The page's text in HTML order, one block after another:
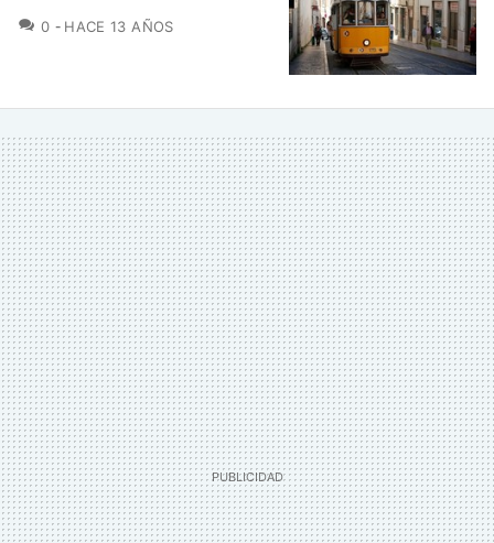
0 COMENTARIOS
HACE 13 AÑOS